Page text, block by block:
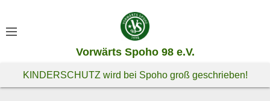
Vorwärts Spoho 98 e.V.
KINDERSCHUTZ wird bei Spoho groß geschrieben!